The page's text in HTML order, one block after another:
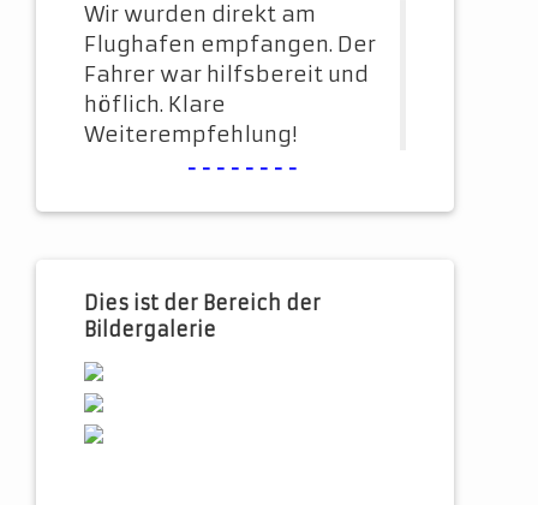
Wir wurden direkt am
Flughafen empfangen. Der
Fahrer war hilfsbereit und
höflich. Klare
Weiterempfehlung!
--------
Dies ist der Bereich der
Bildergalerie